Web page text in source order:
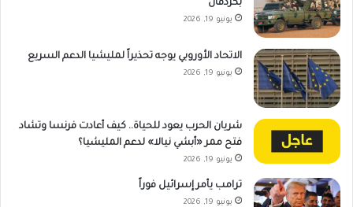
بكردفان
يونيو 19, 2026
الاتحاد الأوروبي يوجه تحذيراً لمليشيا الدعم السريع
يونيو 19, 2026
شريان الحرب يعود للحياة.. كيف أعادت فرنسا وتشاد
فتح ممر «أبشي نيالا» لدعم المليشيا؟
يونيو 19, 2026
ترامب يأمر إسرائيل فوراً
يونيو 19, 2026